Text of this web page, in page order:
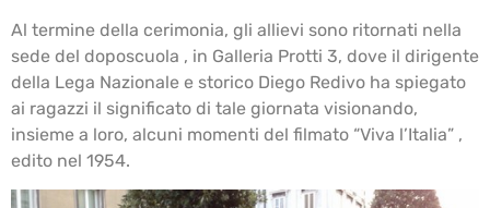
Al termine della cerimonia, gli allievi sono ritornati nella
sede del doposcuola , in Galleria Protti 3, dove il dirigente
della Lega Nazionale e storico Diego Redivo ha spiegato
ai ragazzi il significato di tale giornata visionando,
insieme a loro, alcuni momenti del filmato “Viva l’Italia” ,
edito nel 1954.